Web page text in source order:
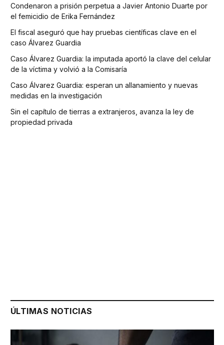
Condenaron a prisión perpetua a Javier Antonio Duarte por
el femicidio de Erika Fernández
El fiscal aseguró que hay pruebas científicas clave en el
caso Álvarez Guardia
Caso Álvarez Guardia: la imputada aportó la clave del celular
de la víctima y volvió a la Comisaría
Caso Álvarez Guardia: esperan un allanamiento y nuevas
medidas en la investigación
Sin el capítulo de tierras a extranjeros, avanza la ley de
propiedad privada
ÚLTIMAS NOTICIAS